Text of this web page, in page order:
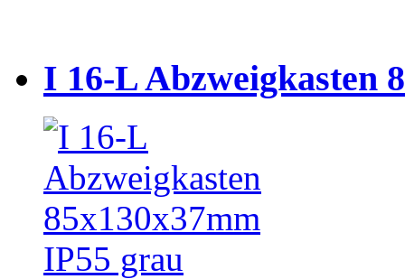
I 16-L Abzweigkasten